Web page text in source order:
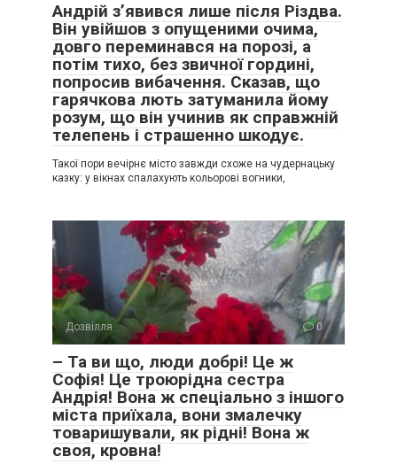
Андрій з’явився лише після Різдва.
Він увійшов з опущеними очима,
довго переминався на порозі, а
потім тихо, без звичної гордині,
попросив вибачення. Сказав, що
гарячкова лють затуманила йому
розум, що він учинив як справжній
телепень і страшенно шкодує.
Такої пори вечірнє місто завжди схоже на чудернацьку
казку: у вікнах спалахують кольорові вогники,
Дозвілля 0
– Та ви що, люди добрі! Це ж
Софія! Це троюрідна сестра
Андрія! Вона ж спеціально з іншого
міста приїхала, вони змалечку
товаришували, як рідні! Вона ж
своя, кровна!